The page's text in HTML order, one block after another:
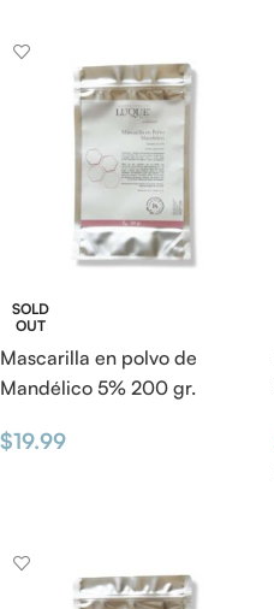
SOLD
OUT
Mascarilla en polvo de
Mandélico 5% 200 gr.
$19.99